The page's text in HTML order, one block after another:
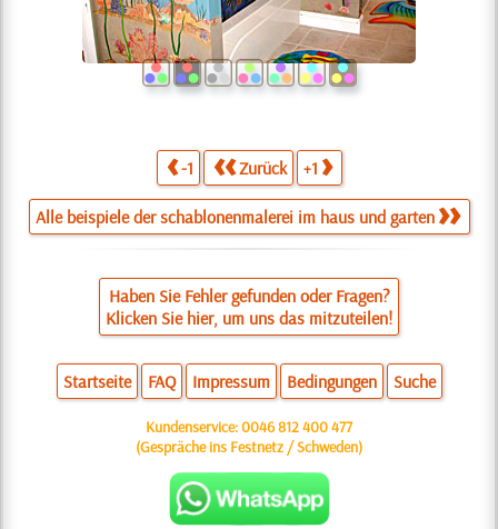
-1 Zurück +1
Alle beispiele der schablonenmalerei im haus und garten
Haben Sie Fehler gefunden oder Fragen?
Klicken Sie hier, um uns das mitzuteilen!
Startseite FAQ Impressum Bedingungen Suche
Kundenservice:0046 812 400 477
(Gespräche ins Festnetz / Schweden)